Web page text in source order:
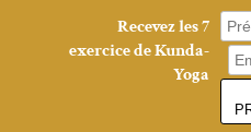
Recevez les 7
exercice de Kunda-
Yoga